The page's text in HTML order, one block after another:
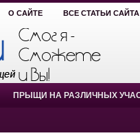
О САЙТЕ ВСЕ СТАТЬИ САЙТА
ПРЫЩИ НА РАЗЛИЧНЫХ